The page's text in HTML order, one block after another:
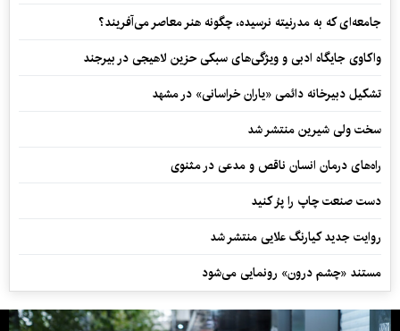
جامعه‌ای که به مدرنیته نرسیده، چگونه هنر معاصر می‌آفریند؟
واکاوی جایگاه ادبی و ویژگی‌های سبکی حزین لاهیجی در بیرجند
تشکیل دبیرخانه دائمی «یاران خراسانی» در مشهد
سخت ولی شیرین منتشر شد
راه‌های درمان انسان ناقص و مدعی در مثنوی
دست صنعت چاپ را پرُ کنید
روایت جدید کیارنگ علایی منتشر شد
مستند «چشم درون» رونمایی می‌شود